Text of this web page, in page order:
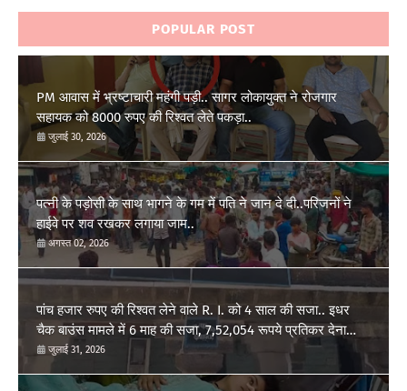
POPULAR POST
PM आवास में भ्रष्टाचारी महंगी पड़ी.. सागर लोकायुक्त ने रोजगार
सहायक को 8000 रुपए की रिश्वत लेते पकड़ा..
जुलाई 30, 2026
पत्नी के पड़ोसी के साथ भागने के गम में पति ने जान दे दी..परिजनों ने
हाईवे पर शव रखकर लगाया जाम..
अगस्त 02, 2026
पांच हजार रुपए की रिश्वत लेने वाले R. I. को 4 साल की सजा.. इधर
चैक बाउंस मामले में 6 माह की सजा, 7,52,054 रूपये प्रतिकर देना
होगा..जुलाई 31, 2026